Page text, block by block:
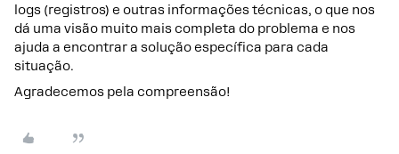
logs (registros) e outras informações técnicas, o que nos
dá uma visão muito mais completa do problema e nos
ajuda a encontrar a solução específica para cada
situação.
Agradecemos pela compreensão!